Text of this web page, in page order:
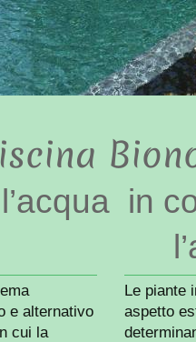
in
e alternativo
cui la
Le piante
aspetto